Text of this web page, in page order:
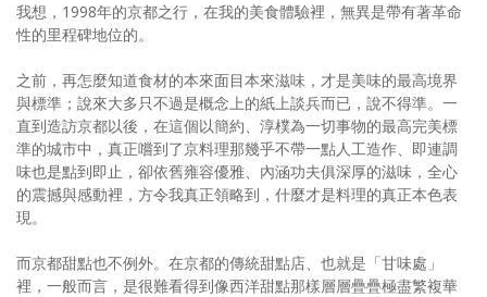
享樂隨手拍
影音區
創意出版服務
歷史區
個人著作
我想，1998年的京都之行，在我的美食體驗裡，無異是帶有著革命
性的里程碑地位的。
之前，再怎麼知道食材的本來面目本來滋味，才是美味的最高境界
與標準；說來大多只不過是概念上的紙上談兵而已，說不得準。一
直到造訪京都以後，在這個以簡約、淳樸為一切事物的最高完美標
準的城市中，真正嚐到了京料理那幾乎不帶一點人工造作、即連調
味也是點到即止，卻依舊雍容優雅、內涵功夫俱深厚的滋味，全心
的震撼與感動裡，方令我真正領略到，什麼才是料理的真正本色表
現。
而京都甜點也不例外。在京都的傳統甜點店、也就是「甘味處」
裡，一般而言，是很難看得到像西洋甜點那樣層層疊疊極盡繁複華